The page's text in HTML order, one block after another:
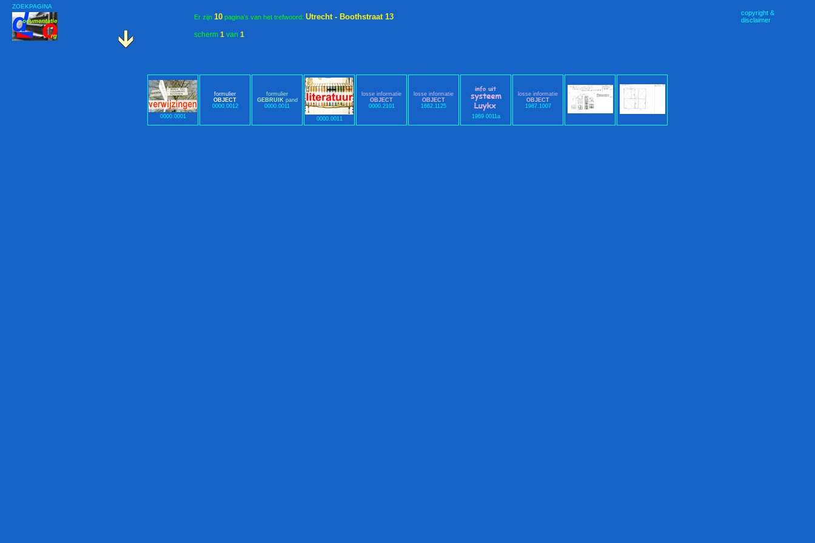
copyright &
disclaimer
ZOEKPAGINA
Er zijn 10 pagina's van het trefwoord: Utrecht - Boothstraat 13
0000.0001
formulier
OBJECT
0000.0012
formulier
GEBRUIK pand
0000.0011
0000.0011
losse informatie
OBJECT
0000.2101
losse informatie
OBJECT
1662.1125
1969 0011a
losse informatie
OBJECT
1987.1007
scherm 1 van 1